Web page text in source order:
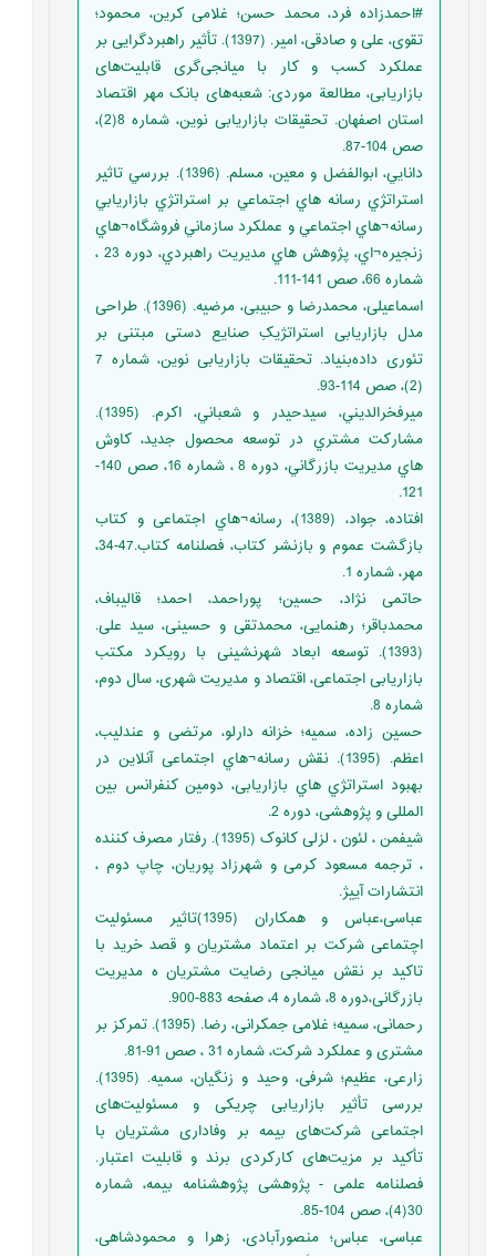
#احمدزاده فرد، محمد حسن؛ غلامی کرین، محمود؛
تقوی، علی و صادقی، امیر. (1397). تأثیر راهبردگرایی بر
عملکرد کسب و کار با میانجی‌گری قابلیت‌های
بازاریابی، مطالعة موردی: شعبه‌های بانک مهر اقتصاد
استان اصفهان. تحقیقات بازاریابی نوین، شماره 8(2)،
صص 104-87.
دانايي، ابوالفضل و معين، مسلم. (1396). بررسي تاثير
استراتژي رسانه هاي اجتماعي بر استراتژي بازاريابي
رسانه¬هاي اجتماعي و عملکرد سازماني فروشگاه¬هاي
زنجيره¬اي، پژوهش هاي مديريت راهبردي، دوره 23 ،
شماره 66، صص 141-111.
اسماعیلی، محمدرضا و حبیبی، مرضیه. (1396). طراحی
مدل بازاریابی استراتژیکِ صنایع دستی مبتنی بر
تئوری داده‌بنیاد. تحقیقات بازاریابی نوین، شماره 7
ميرفخرالديني، سيدحيدر و شعباني، اكرم. (1395).
مشارکت مشتري در توسعه محصول جديد، كاوش
هاي مديريت بازرگاني، دوره 8 ، شماره 16، صص 140-
121.
افتاده، جواد، (1389)، رسانه¬هاي اجتماعی و کتاب
بازگشت عموم و بازنشر کتاب، فصلنامه کتاب.47-34،
مهر، شماره 1.
حاتمی نژاد، حسین؛ پوراحمد، احمد؛ قالیباف،
محمدباقر؛ رهنمایی، محمدتقی و حسینی، سید علی.
(1393). توسعه ابعاد شهرنشینی با رویکرد مکتب
بازاریابی اجتماعی، اقتصاد و مدیریت شهری، سال دوم،
شماره 8.
حسین زاده، سمیه؛ خزانه دارلو، مرتضی و عندلیب،
اعظم. (1395). نقش رسانه¬هاي اجتماعی آنلاین در
بهبود استراتژي هاي بازاریابی، دومین کنفرانس بین
المللی و پژوهشی، دوره 2.
شیفمن ، لئون ، لزلی کانوک (1395). رفتار مصرف کننده
، ترجمه مسعود کرمی و شهرزاد پوریان، چاپ دوم ،
انتشارات آییژ.
عباسی،عباس و همکاران (1395)تاثیر مسئولیت
اچتماعی شرکت بر اعتماد مشتریان و قصد خرید با
تاکید بر نقش میانجی رضایت مشتریان ه مدیریت
بازرگانی،دوره 8، شماره 4، صفحه 883-900.
رحمانی، سمیه؛ غلامی جمکرانی، رضا. (1395). تمرکز بر
مشتری و عملکرد شرکت، شماره 31 ، صص 91-81.
زارعی، عظیم؛ شرفی، وحید و زنگیان، سمیه. (1395).
بررسی تأثیر بازاریابی چریکی و مسئولیت‌های
اجتماعی شرکت‌های بیمه بر وفاداری مشتریان با
تأکید بر مزیت‌های کارکردی برند و قابلیت اعتبار.
فصلنامه علمی - پژوهشی پژوهشنامه بیمه، شماره
30(4)، صص 104-85.
عباسی، عباس؛ منصورآبادی، زهرا و محمودشاهی،